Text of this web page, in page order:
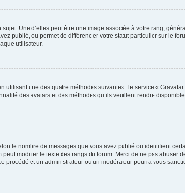
Une d’elles peut être une image associée à votre rang,
publié, ou permet de différencier votre statut particulier sur le
utilisateur.
une des quatre méthodes suivantes : le service «
des avatars et des méthodes qu’ils veuillent rendre
le nombre de messages que vous avez publié ou identifient
modifier le texte des rangs du forum. Merci de ne pas abuser
procédé et un administrateur ou un modérateur pourra vous